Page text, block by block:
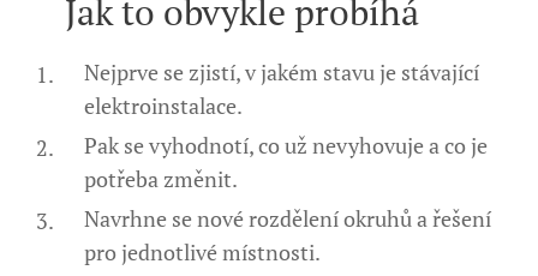
🔧 Jak to obvykle probíhá
Nejprve se zjistí, v jakém stavu je stávající
elektroinstalace.
Pak se vyhodnotí, co už nevyhovuje a co je
potřeba změnit.
Navrhne se nové rozdělení okruhů a řešení
pro jednotlivé místnosti.